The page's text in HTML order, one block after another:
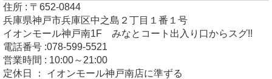
住所 : 〒652-0844
兵庫県神戸市兵庫区中之島２丁目１番１号
イオンモール神戸南1F みなとコート出入り口からスグ!!
電話番号 :078-599-5521
営業時間 : 10:00～21:00
定休日 ： イオンモール神戸南店に準ずる